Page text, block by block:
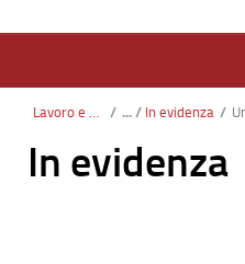
Lavoro e Formazione / In evidenza /
In evidenza